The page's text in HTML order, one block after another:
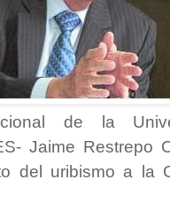
de la
Jaime Restrepo
del uribismo a la